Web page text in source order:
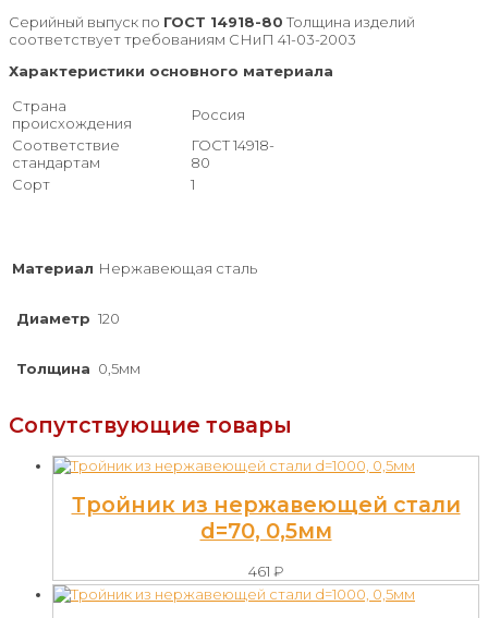
Серийный выпуск по ГОСТ 14918-80 Толщина изделий
соответствует требованиям СНиП 41-03-2003
Характеристики основного материала
Страна
происхождения
Россия
Соответствие
стандартам
ГОСТ 14918-
80
Сорт
1
Материал Нержавеющая сталь
Диаметр 120
Толщина 0,5мм
Сопутствующие товары
Тройник из нержавеющей стали
d=70, 0,5мм
461 ₽